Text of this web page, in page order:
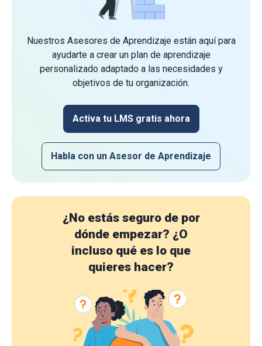
Nuestros Asesores de Aprendizaje están aquí para
ayudarte a crear un plan de aprendizaje
personalizado adaptado a las necesidades y
objetivos de tu organización.
Activa tu LMS gratis ahora
Habla con un Asesor de Aprendizaje
¿No estás seguro de por
dónde empezar? ¿O
incluso qué es lo que
quieres hacer?